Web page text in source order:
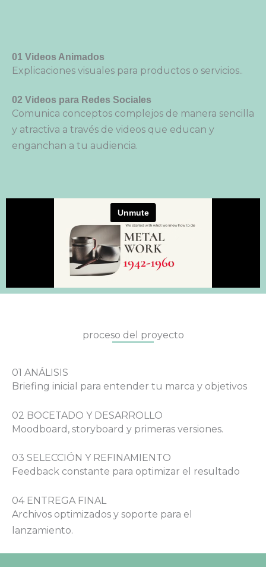
01 Videos Animados
Explicaciones visuales para productos o servicios..
02 Videos para Redes Sociales
Comunica conceptos complejos de manera sencilla
y atractiva a través de videos que educan y
enganchan a tu audiencia.
proceso del proyecto
01 ANÁLISIS
Briefing inicial para entender tu marca y objetivos
02 BOCETADO Y DESARROLLO
Moodboard, storyboard y primeras versiones.
03 SELECCIÓN Y REFINAMIENTO
Feedback constante para optimizar el resultado
04 ENTREGA FINAL
Archivos optimizados y soporte para el
lanzamiento.